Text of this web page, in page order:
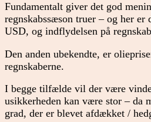
Fundamentalt giver det god
regnskabssæson truer – og her er
USD, og indflydelsen på
Den anden ubekendte, er
regnskaberne.
I begge tilfælde vil der være
usikkerheden kan være stor – da
grad, der er blevet afdækket /